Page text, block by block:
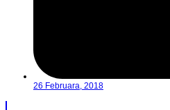
26 Februara, 2018